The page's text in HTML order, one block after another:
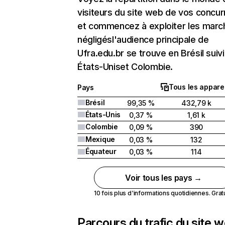
visiteurs du site web de vos
et commencez à exploiter les
négligésl'audience principale de
Ufra.edu.br se trouve en Brésil
États-Uniset Colombie.
Pays
Tous les
Brésil
99,35 %
432,79 k
États-Unis
0,37 %
1,61 k
Colombie
0,09 %
390
Mexique
0,03 %
132
Équateur
0,03 % 114
Voir tous les pays →
10 fois plus d'informations quotidiennes.